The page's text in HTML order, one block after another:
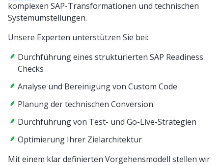
komplexen SAP-Transformationen und technischen
Systemumstellungen.
Unsere Experten unterstützen Sie bei:
Durchführung eines strukturierten SAP Readiness
Checks
Analyse und Bereinigung von Custom Code
Planung der technischen Conversion
Durchführung von Test- und Go-Live-Strategien
Optimierung Ihrer Zielarchitektur
Mit einem klar definierten Vorgehensmodell stellen wir